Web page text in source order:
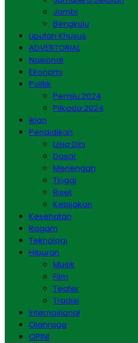
Jambi
Bengkulu
Liputan Khusus
ADVERTORIAL
Nasional
Ekonomi
Politik
Pemilu 2024
Pilkada 2024
Iklan
Pendidikan
Usia Dini
Dasar
Menengah
Tinggi
Riset
Kebijakan
Kesehatan
Ragam
Teknologi
Hiburan
Musik
Film
Teater
Tradisi
Internasional
Olahraga
OPINI